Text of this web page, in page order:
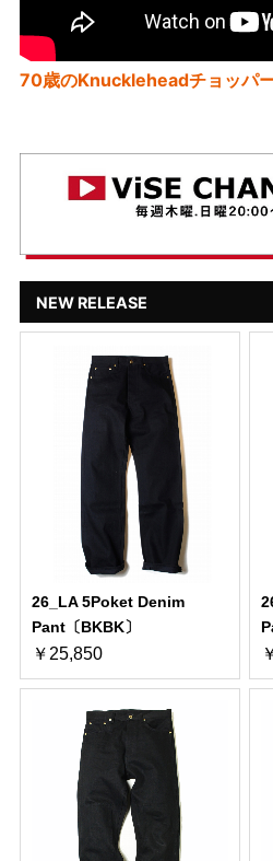
70歳のKnuckleheadチョッパ
NEW RELEASE
26_LA 5Poket Denim
Pant〔BKBK〕
￥25,850